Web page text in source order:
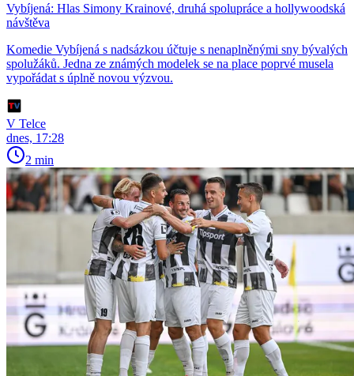
Vybíjená: Hlas Simony Krainové, druhá spolupráce a hollywoodská
návštěva
Komedie Vybíjená s nadsázkou účtuje s nenaplněnými sny bývalých
spolužáků. Jedna ze známých modelek se na place poprvé musela
vypořádat s úplně novou výzvou.
V Telce
dnes, 17:28
2 min